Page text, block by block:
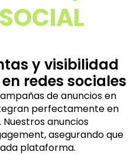
SOCIAL
y visibilidad
redes sociales
de anuncios en
perfectamente en
anuncios
asegurando que
plataforma.